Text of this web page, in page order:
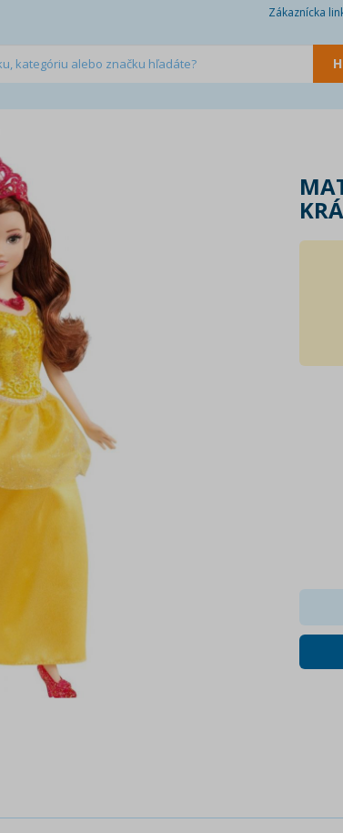
Zákaznícka